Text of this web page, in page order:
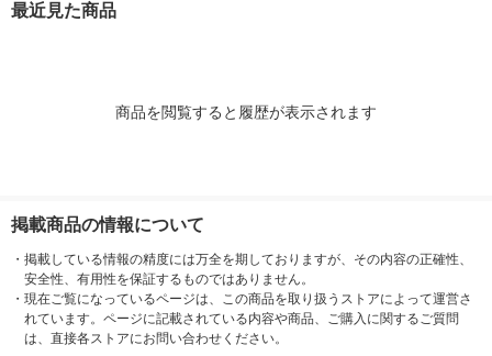
最近見た商品
商品を閲覧すると履歴が表示されます
掲載商品の情報について
・ 掲載している情報の精度には万全を期しておりますが、その内容の正確性、
安全性、有用性を保証するものではありません。
・ 現在ご覧になっているページは、この商品を取り扱うストアによって運営さ
れています。ページに記載されている内容や商品、ご購入に関するご質問
は、直接各ストアにお問い合わせください。